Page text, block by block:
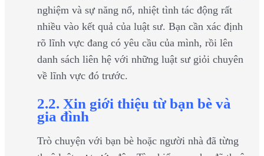
nghiệm và sự năng nổ, nhiệt tình tác động rất
nhiều vào kết quả của luật sư. Bạn cần xác định
rõ lĩnh vực đang có yêu cầu của mình, rồi lên
danh sách liên hệ với những luật sư giỏi chuyên
về lĩnh vực đó trước.
2.2. Xin giới thiệu từ bạn bè và
gia đình
Trò chuyện với bạn bè hoặc người nhà đã từng